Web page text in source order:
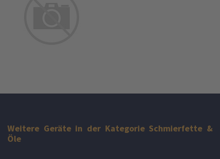
Weitere Geräte in der Kategorie Schmierfette &
Öle